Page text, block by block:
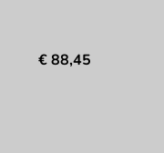
€ 88,45